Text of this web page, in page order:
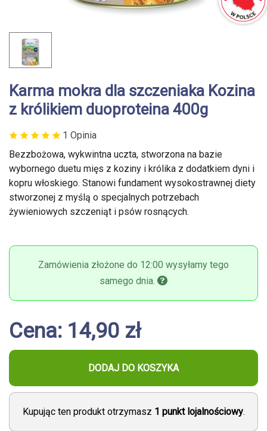
Karma mokra dla szczeniaka Kozina
z królikiem duoproteina 400g
1 Opinia
Bezzbożowa, wykwintna uczta, stworzona na bazie
wybornego duetu mięs z koziny i królika z dodatkiem dyni i
kopru włoskiego. Stanowi fundament wysokostrawnej diety
stworzonej z myślą o specjalnych potrzebach
żywieniowych szczeniąt i psów rosnących.
Zamówienia złożone do 12:00 wysyłamy tego
samego dnia.
Cena: 14,90 zł
DODAJ DO KOSZYKA
Kupując ten produkt otrzymasz 1 punkt lojalnościowy.